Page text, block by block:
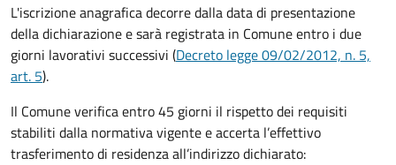
L'iscrizione anagrafica decorre dalla data di presentazione
della dichiarazione e sarà registrata in Comune entro i due
giorni lavorativi successivi (Decreto legge 09/02/2012, n. 5,
art. 5).
Il Comune verifica entro45 giorni il rispetto dei requisiti
stabiliti dalla normativa vigente e accerta l’effettivo
trasferimento di residenza all’indirizzo dichiarato: